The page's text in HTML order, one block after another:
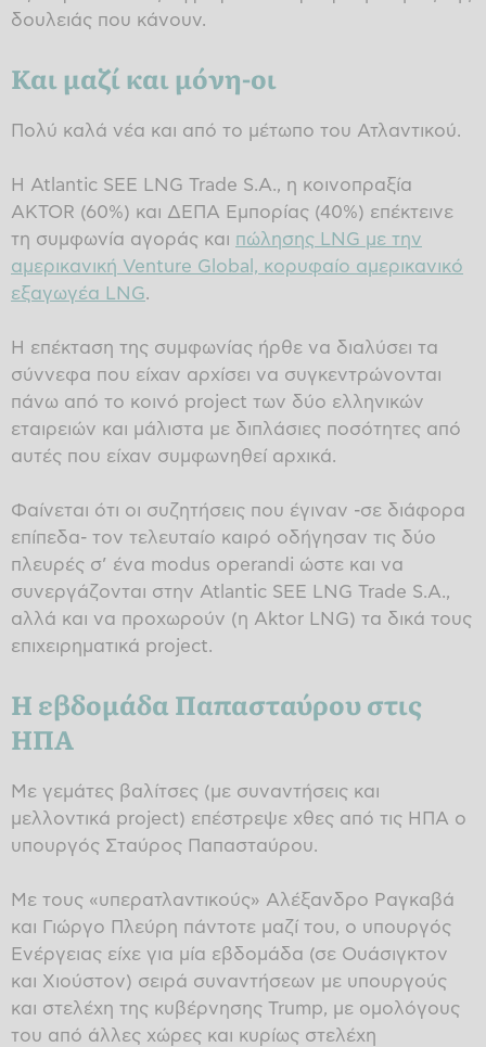
δουλειάς που κάνουν.
Και μαζί και μόνη-οι
Πολύ καλά νέα και από το μέτωπο του Ατλαντικού.
Η Atlantic SEE LNG Trade S.A., η κοινοπραξία
AKTOR (60%) και ΔΕΠΑ Εμπορίας (40%) επέκτεινε
τη συμφωνία αγοράς και πώλησης LNG με την
αμερικανική Venture Global, κορυφαίο αμερικανικό
εξαγωγέα LNG.
Η επέκταση της συμφωνίας ήρθε να διαλύσει τα
σύννεφα που είχαν αρχίσει να συγκεντρώνονται
πάνω από το κοινό project των δύο ελληνικών
εταιρειών και μάλιστα με διπλάσιες ποσότητες από
αυτές που είχαν συμφωνηθεί αρχικά.
Φαίνεται ότι οι συζητήσεις που έγιναν -σε διάφορα
επίπεδα- τον τελευταίο καιρό οδήγησαν τις δύο
πλευρές σ’ ένα modus operandi ώστε και να
συνεργάζονται στην Atlantic SEE LNG Trade S.A.,
αλλά και να προχωρούν (η Aktor LNG) τα δικά τους
επιχειρηματικά project.
Η εβδομάδα Παπασταύρου στις
ΗΠΑ
Με γεμάτες βαλίτσες (με συναντήσεις και
μελλοντικά project) επέστρεψε χθες από τις ΗΠΑ ο
υπουργός Σταύρος Παπασταύρου.
Με τους «υπερατλαντικούς» Αλέξανδρο Ραγκαβά
και Γιώργο Πλεύρη πάντοτε μαζί του, ο υπουργός
Ενέργειας είχε για μία εβδομάδα (σε Ουάσιγκτον
και Χιούστον) σειρά συναντήσεων με υπουργούς
και στελέχη της κυβέρνησης Trump, με ομολόγους
του από άλλες χώρες και κυρίως στελέχη